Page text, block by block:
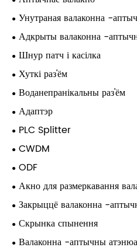
Унутраная валаконна -
Адкрыты валаконна -
Шнур патч і касілка
Хуткі раз'ём
Воданепранікальны раз'ём
Адаптэр
PLC Splitter
CWDM
ODF
Акно для размеркавання
размеркавання
Закрыццё валаконна -
Скрынка спынення
Валаконна -аптычны